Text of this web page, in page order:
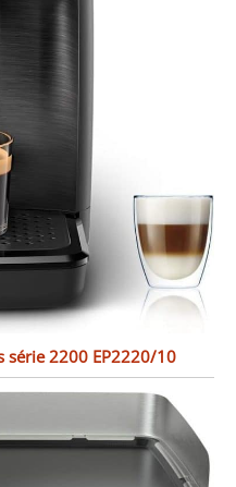
série 2200 EP2220/10